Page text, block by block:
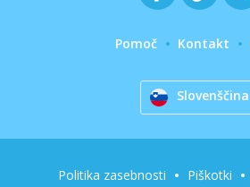
Pomoč Kontakt
Slovenščina
Politika zasebnosti Piškotki